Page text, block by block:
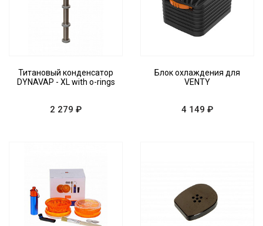
Титановый конденсатор
DYNAVAP - XL with o-rings
2 279 ₽
Блок охлаждения для
VENTY
4 149 ₽